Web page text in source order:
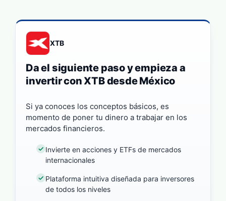
XTB
Da el siguiente paso y empieza a
invertir con XTB desde México
Si ya conoces los conceptos básicos, es
momento de poner tu dinero a trabajar en los
mercados financieros.
Invierte en acciones y ETFs de mercados
internacionales
Plataforma intuitiva diseñada para inversores
de todos los niveles